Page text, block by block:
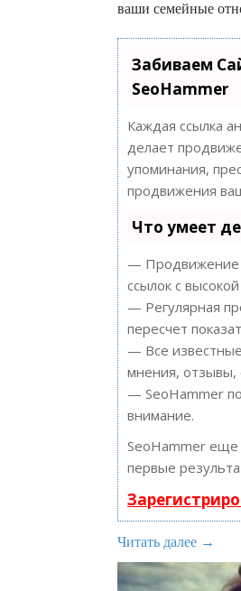
ваши семейные
Забиваем
SeoHammer
Каждая ссылка
делает
упоминания,
продвижения
Что умеет
— Продвижение
ссылок с
— Регулярная
пересчет
— Все
мнения, отзывы,
— SeoHammer
внимание.
SeoHammer еще
первые
Читать далее →